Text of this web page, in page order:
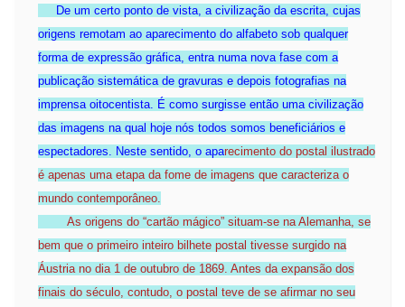
De um certo ponto de vista, a civilização da escrita, cujas
origens remotam ao aparecimento do alfabeto sob qualquer
forma de expressão gráfica, entra numa nova fase com a
publicação sistemática de gravuras e depois fotografias na
imprensa oitocentista. É como surgisse então uma civilização
das imagens na qual hoje nós todos somos beneficiários e
espectadores. Neste sentido, o aparecimento do postal ilustrado
é apenas uma etapa da fome de imagens que caracteriza o
mundo contemporâneo.
As origens do “cartão mágico” situam-se na Alemanha, se
bem que o primeiro inteiro bilhete postal tivesse surgido na
Áustria no dia 1 de outubro de 1869. Antes da expansão dos
finais do século, contudo, o postal teve de se afirmar no seu